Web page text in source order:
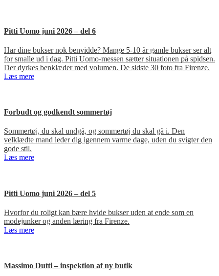
Pitti Uomo juni 2026 – del 6
Har dine bukser nok benvidde? Mange 5-10 år gamle bukser ser alt
for smalle ud i dag. Pitti Uomo-messen sætter situationen på spidsen.
Der dyrkes benklæder med volumen. De sidste 30 foto fra Firenze.
Læs mere
Forbudt og godkendt sommertøj
Sommertøj, du skal undgå, og sommertøj du skal gå i. Den
velklædte mand leder dig igennem varme dage, uden du svigter den
gode stil.
Læs mere
Pitti Uomo juni 2026 – del 5
Hvorfor du roligt kan bære hvide bukser uden at ende som en
modejunker og anden læring fra Firenze.
Læs mere
Massimo Dutti – inspektion af ny butik